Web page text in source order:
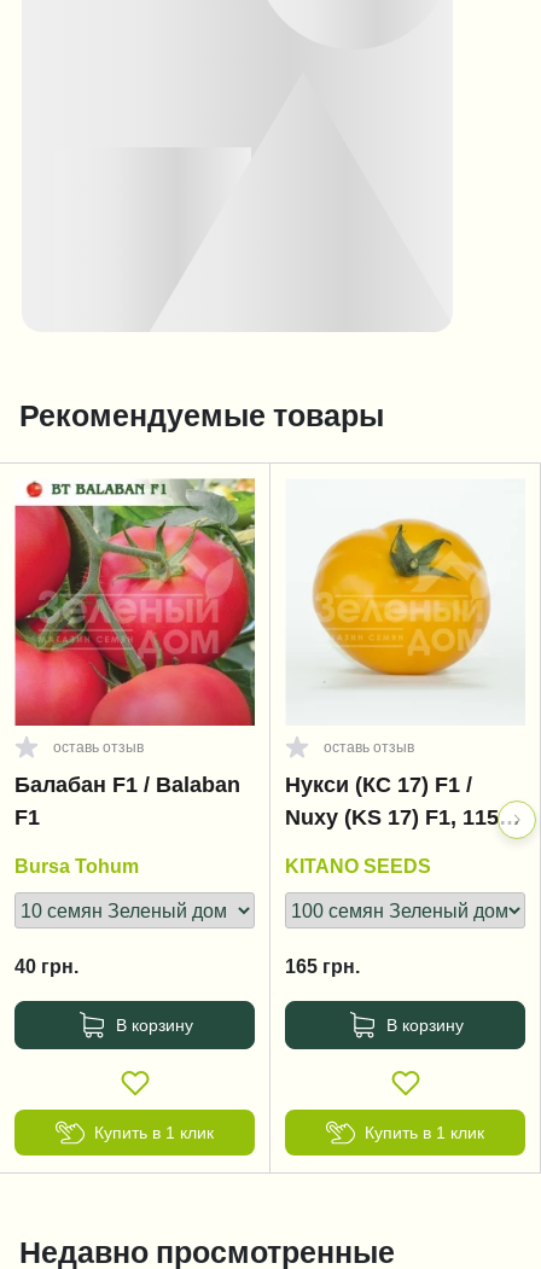
Рекомендуемые товары
оставь отзыв
Балабан F1 / Balaban
F1
Bursa Tohum
40 грн.
В корзину
Купить в 1 клик
оставь отзыв
Нукси (КС 17) F1 /
Nuxy (KS 17) F1, 115-
KITANO SEEDS
165 грн.
В корзину
Купить в 1 клик
Недавно просмотренные